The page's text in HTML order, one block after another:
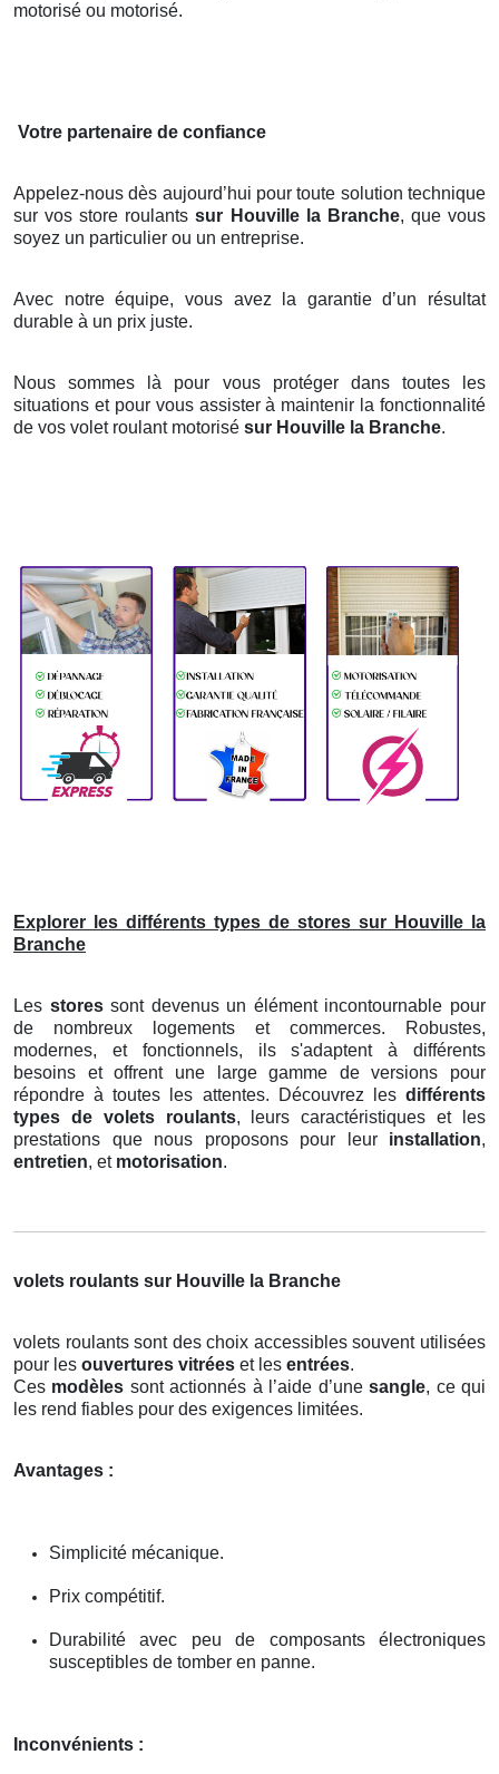
motorisé ou motorisé.
Votre partenaire de confiance
Appelez-nous dès aujourd’hui pour toute solution technique
sur vos store roulantssur Houville la Branche, que vous
soyez un particulier ou un entreprise.
Avec notre équipe, vous avez la garantie d’un résultat
durable à un prix juste.
Nous sommes là pour vous protéger dans toutes les
situations et pour vous assister à maintenir la fonctionnalité
de vos volet roulant motorisé sur Houville la Branche.
Explorer les différents types de stores sur Houville la
Branche
Les storessont devenus un élément incontournable pour
de nombreux logements et commerces. Robustes,
modernes, et fonctionnels, ils s'adaptent à différents
besoins et offrent une large gamme de versions pour
répondre à toutes les attentes. Découvrez les différents
types de volets roulants, leurs caractéristiques et les
prestations que nous proposons pour leur installation,
entretien, et motorisation.
volets roulants sur Houville la Branche
volets roulants sont des choix accessibles souvent utilisées
pour les ouvertures vitrées et les entrées.
Ces modèles sont actionnés à l’aide d’unesangle, ce qui
les rend fiables pour des exigences limitées.
Avantages :
Simplicité mécanique.
Prix compétitif.
Durabilité avec peu de composants électroniques
susceptibles de tomber en panne.
Inconvénients :